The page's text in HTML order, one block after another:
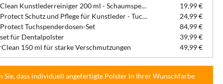
DentaClean Kunstlederreiniger 200 ml - Schaumspenderflasche
19,99 €
DentaProtect Schutz und Pflege für Kunstleder - Tuchspenderdose
24,99 €
Tuchspenderdosen-Set
84,99 €
für Dentalpolster
39,99 €
150 ml für starke Verschmutzungen
49,99 €
Sie, dass individuell angefertigte Polster in Ihrer Wunschfarbe